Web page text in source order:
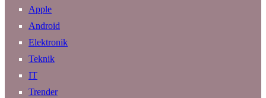
Apple
Android
Elektronik
Teknik
IT
Trender